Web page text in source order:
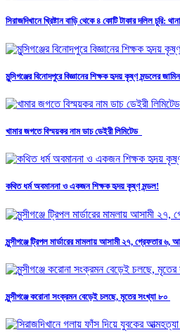
সিরাজদিখানে খ্রিষ্টান বাড়ি থেকে ৪ কোটি টাকার দলিল চুরি:
মুন্সিগঞ্জের বিনোদপুরে বিজ্ঞানের শিক্ষক হৃদয় কৃষ্ণ মন্ডলের
খামার জগতে বিস্ময়কর নাম ডাচ ডেইরী লিমিটেড
কথিত ধর্ম অবমাননা ও একজন শিক্ষক হৃদয় কৃষ্ণ মন্ডল!
মুন্সীগঞ্জে ট্রিপল মার্ডারের মামলায় আসামী ২৭, গ্রেফতার ৬,
মুন্সীগঞ্জে করোনা সংক্রমন বেড়েই চলছে, মৃতের সংখ্যা ৮০